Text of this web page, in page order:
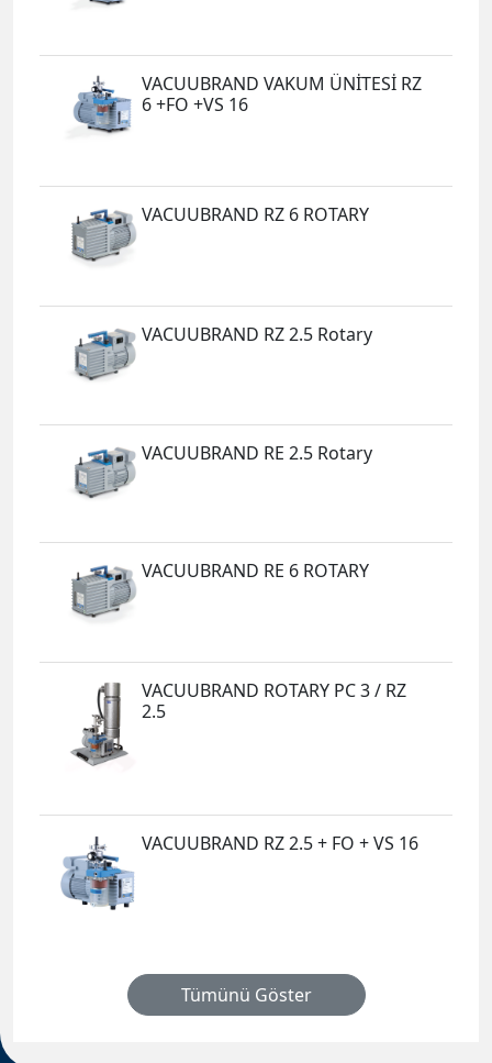
VACUUBRAND VAKUM ÜNİTESİ RZ
6 +FO +VS 16
VACUUBRAND RZ 6 ROTARY
VACUUBRAND RZ 2.5 Rotary
VACUUBRAND RE 2.5 Rotary
VACUUBRAND RE 6 ROTARY
VACUUBRAND ROTARY PC 3 / RZ
2.5
VACUUBRAND RZ 2.5 + FO + VS 16
Tümünü Göster